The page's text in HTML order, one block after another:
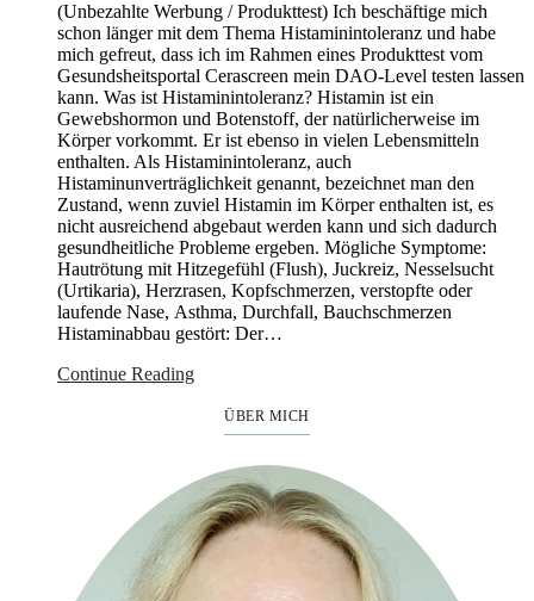
(Unbezahlte Werbung / Produkttest) Ich beschäftige mich
schon länger mit dem Thema Histaminintoleranz und habe
mich gefreut, dass ich im Rahmen eines Produkttest vom
Gesundsheitsportal Cerascreen mein DAO-Level testen lassen
kann. Was ist Histaminintoleranz? Histamin ist ein
Gewebshormon und Botenstoff, der natürlicherweise im
Körper vorkommt. Er ist ebenso in vielen Lebensmitteln
enthalten. Als Histaminintoleranz, auch
Histaminunverträglichkeit genannt, bezeichnet man den
Zustand, wenn zuviel Histamin im Körper enthalten ist, es
nicht ausreichend abgebaut werden kann und sich dadurch
gesundheitliche Probleme ergeben. Mögliche Symptome:
Hautrötung mit Hitzegefühl (Flush), Juckreiz, Nesselsucht
(Urtikaria), Herzrasen, Kopfschmerzen, verstopfte oder
laufende Nase, Asthma, Durchfall, Bauchschmerzen
Histaminabbau gestört: Der…
Continue Reading
ÜBER MICH